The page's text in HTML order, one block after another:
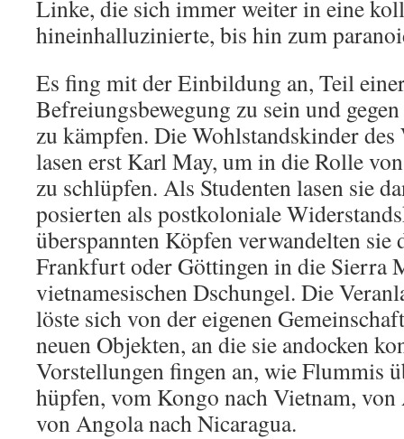
Linke, die sich immer weiter in eine
hineinhalluzinierte, bis hin zum
Es fing mit der Einbildung an, Teil
Befreiungsbewegung zu sein und
zu kämpfen. Die Wohlstandskinder
lasen erst Karl May, um in die Rolle
zu schlüpfen. Als Studenten lasen sie
posierten als postkoloniale
überspannten Köpfen verwandelten sie
Frankfurt oder Göttingen in die Sierra
vietnamesischen Dschungel. Die
löste sich von der eigenen
neuen Objekten, an die sie andocken
Vorstellungen fingen an, wie Flummis
hüpfen, vom Kongo nach Vietnam,
von Angola nach Nicaragua.